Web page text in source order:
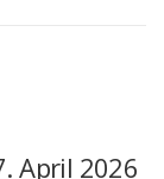
April 2026